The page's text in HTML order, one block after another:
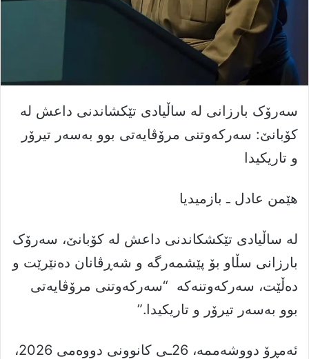
سەرۆک بارزانی لە ساڵیادی تێکشاندنی داعش لە
کۆبانێ: سەركەوتنی مرۆڤایەتی بوو بەسەر تیرۆر
و تاریكیدا
هێمن عادل ـ بازمیدیا
لە ساڵیادی تێکشکاندنی داعش لە کۆبانێ، سەرۆک
بارزانی سڵاو بۆ پێشمەرگە و شەڕڤانان دەنێرێت و
دەڵێت، سەرکەوتنەکە “سەركەوتنی مرۆڤایەتی
بوو بەسەر تیرۆر و تاریكیدا.”
ئەمڕۆ دووشەممە، 26ـی کانوونی دووەمی 2026،